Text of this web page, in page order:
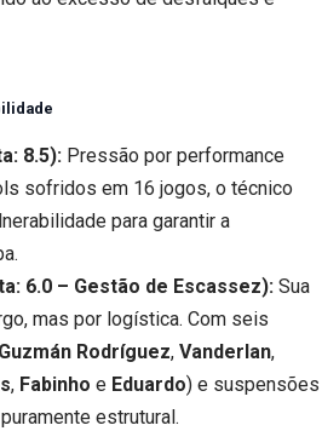
8.5): Pressão por performance
sofridos em 16 jogos, o técnico
para garantir a
6.0 – Gestão de Escassez): Sua
mas por logística. Com seis
Guzmán Rodríguez, Vanderlan,
, Fabinho e Eduardo) e suspensões
estrutural.